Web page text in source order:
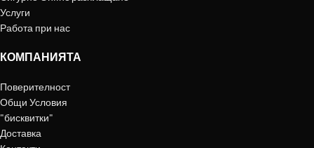
Услуги
Работа при нас
КОМПАНИЯТА
Поверителност
Общи Условия
"бисквитки"
Доставка